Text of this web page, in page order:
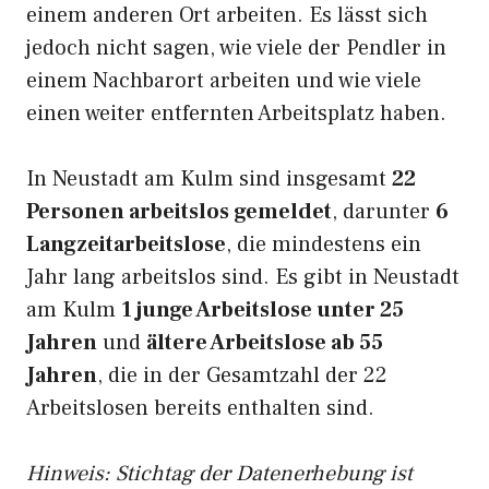
einem anderen Ort arbeiten. Es lässt sich
jedoch nicht sagen, wie viele der Pendler in
einem Nachbarort arbeiten und wie viele
einen weiter entfernten Arbeitsplatz haben.
In Neustadt am Kulm sind insgesamt 22
Personen arbeitslos gemeldet, darunter 6
Langzeitarbeitslose, die mindestens ein
Jahr lang arbeitslos sind. Es gibt in Neustadt
am Kulm 1 junge Arbeitslose unter 25
Jahrenund ältere Arbeitslose ab 55
Jahren, die in der Gesamtzahl der 22
Arbeitslosen bereits enthalten sind.
Hinweis: Stichtag der Datenerhebung ist